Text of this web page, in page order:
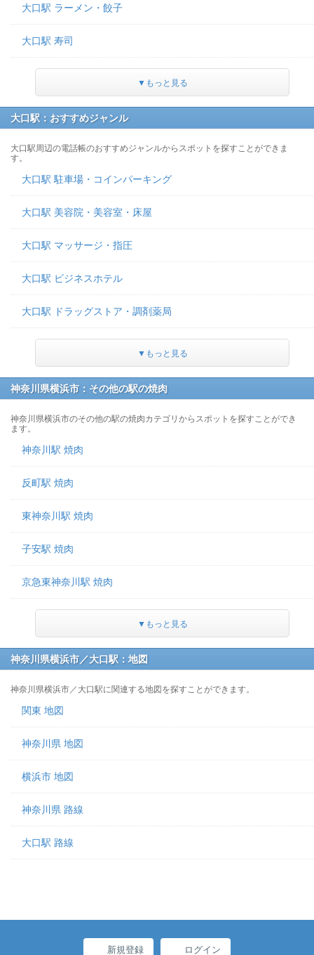
大口駅 ラーメン・餃子
大口駅 寿司
▼もっと見る
大口駅：おすすめジャンル
大口駅周辺の電話帳のおすすめジャンルからスポットを探すことができま
す。
大口駅 駐車場・コインパーキング
大口駅 美容院・美容室・床屋
大口駅 マッサージ・指圧
大口駅 ビジネスホテル
大口駅 ドラッグストア・調剤薬局
▼もっと見る
神奈川県横浜市：その他の駅の焼肉
神奈川県横浜市のその他の駅の焼肉カテゴリからスポットを探すことができ
ます。
神奈川駅 焼肉
反町駅 焼肉
東神奈川駅 焼肉
子安駅 焼肉
京急東神奈川駅 焼肉
▼もっと見る
神奈川県横浜市／大口駅：地図
神奈川県横浜市／大口駅に関連する地図を探すことができます。
関東 地図
神奈川県 地図
横浜市 地図
神奈川県 路線
大口駅 路線
新規登録 ログイン